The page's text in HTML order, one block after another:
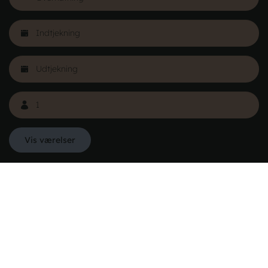
Vis værelser